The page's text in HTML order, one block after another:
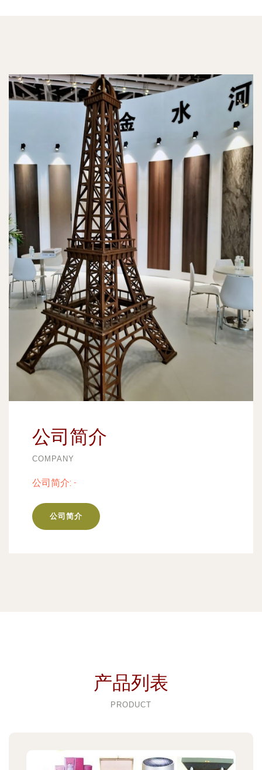
公司简介
COMPANY
公司简介: -
公司简介
产品列表
PRODUCT